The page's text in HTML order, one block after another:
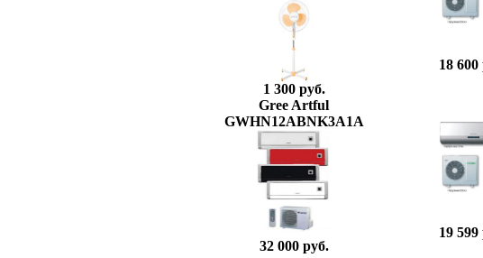
1 300 руб.
Gree Artful
GWHN12ABNK3A1A
32 000 руб.
18 600
19 599